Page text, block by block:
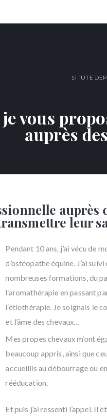
SI TU TE
vous
auprès
auprès
leur
Pendant 10 ans, j’ai vécu de
d’ostéopathe équine. J’ai suivi
nombreuses formations, du
l’aromathérapie en passant
l’étiothérapie. Je soignais le
et l’âme des chevaux…
Mes propes chevaux m’ont
beaucoup appris, ainsi que
accueillis au débourrage ou en
rééducation.
Et puis j’ai ressenti l’appel. Il